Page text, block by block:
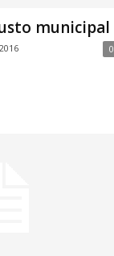
municipal
0